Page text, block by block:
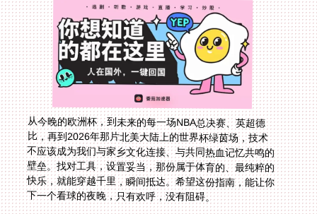
从今晚的欧洲杯，到未来的每一场NBA总决赛、英超德
比，再到2026年那片北美大陆上的世界杯绿茵场，技术
不应该成为我们与家乡文化连接、与共同热血记忆共鸣的
壁垒。找对工具，设置妥当，那份属于体育的、最纯粹的
快乐，就能穿越千里，瞬间抵达。希望这份指南，能让你
下一个看球的夜晚，只有欢呼，没有阻碍。